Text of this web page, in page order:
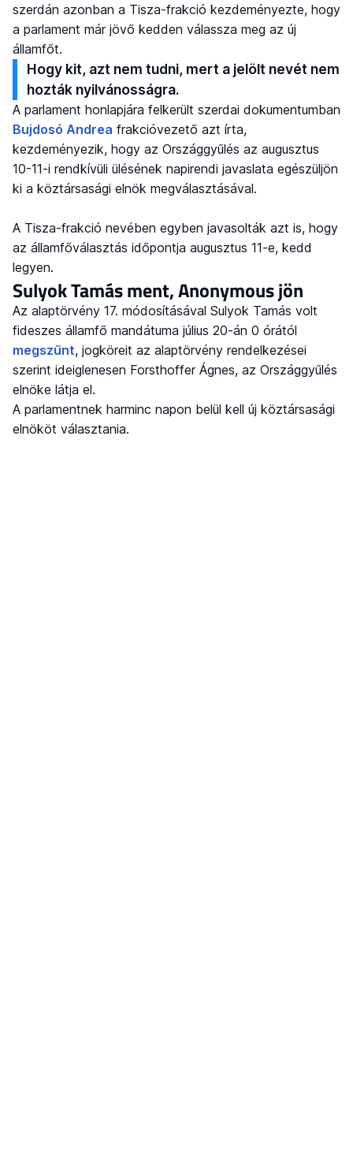
szerdán azonban a Tisza-frakció kezdeményezte, hogy
a parlament már jövő kedden válassza meg az új
államfőt.
Hogy kit, azt nem tudni, mert a jelölt nevét nem
hozták nyilvánosságra.
A parlament honlapjára felkerült szerdai dokumentumban
Bujdosó Andrea frakcióvezető azt írta,
kezdeményezik, hogy az Országgyűlés az augusztus
10-11-i rendkívüli ülésének napirendi javaslata egészüljön
ki a köztársasági elnök megválasztásával.
A Tisza-frakció nevében egyben javasolták azt is, hogy
az államfőválasztás időpontja augusztus 11-e, kedd
legyen.
Sulyok Tamás ment, Anonymous jön
Az alaptörvény 17. módosításával Sulyok Tamás volt
fideszes államfő mandátuma július 20-án 0 órától
megszűnt, jogköreit az alaptörvény rendelkezései
szerint ideiglenesen Forsthoffer Ágnes, az Országgyűlés
elnöke látja el.
A parlamentnek harminc napon belül kell új köztársasági
elnököt választania.